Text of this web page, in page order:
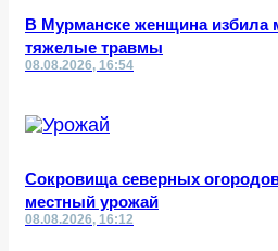
В Мурманске женщина избила
тяжелые травмы
08.08.2026, 16:54
Сокровища северных
местный урожай
08.08.2026, 16:12